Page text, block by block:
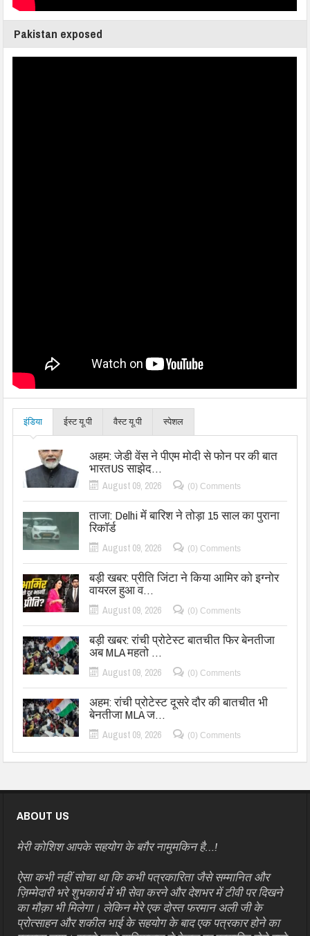
Pakistan exposed
इंडिया ईस्ट यू.पी वैस्ट यू.पी स्पेशल
अहम: जेडी वेंस ने पीएम मोदी से फोन पर की बात
भारतUS साझेद…
August 09, 2026 (0) Comments
ताजा: Delhi में बारिश ने तोड़ा 15 साल का पुराना
रिकॉर्ड
August 09, 2026 (0) Comments
बड़ी खबर: प्रीति जिंटा ने किया आमिर को इग्नोर
वायरल हुआ व…
August 09, 2026 (0) Comments
बड़ी खबर: रांची प्रोटेस्ट बातचीत फिर बेनतीजा
अब MLA महतो …
August 09, 2026 (0) Comments
अहम: रांची प्रोटेस्ट दूसरे दौर की बातचीत भी
बेनतीजा MLA ज…
August 09, 2026 (0) Comments
ABOUT US
मेरी कोशिश आपके सहयोग के बग़ैर नामुमकिन है…!
ऐसा कभी नहीं सोचा था कि कभी पत्रकारिता जैसे सम्मानित और
ज़िम्मेदारी भरे शुभकार्य में भी सेवा करने और देशभर में टीवी पर दिखने
का मौक़ा भी मिलेगा। लेकिन मेरे एक दोस्त फरमान अली जी के
प्रोत्साहन और शकील भाई के सहयोग के बाद एक पत्रकार होने का